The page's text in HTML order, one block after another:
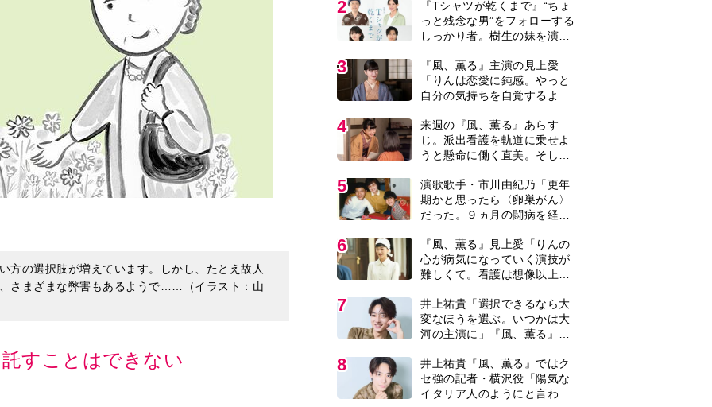
方の選択肢が増えています。しかし、たとえ故人
さまざまな弊害もあるようで……（イラスト：山
すことはできない
2
『Tシャツが乾くまで』“ちょ
っと残念な男”をフォローする
しっかり者。樹生の妹を演じ
スト紹介＞
3
『風、薫る』主演の見上愛
「りんは恋愛に鈍感。やっと
自分の気持ちを自覚するよう
4
来週の『風、薫る』あらす
じ。派出看護を軌道に乗せよ
うと懸命に働く直美。そして
バレあり＞
5
演歌歌手・市川由紀乃「更年
期かと思ったら〈卵巣がん〉
だった。９ヵ月の闘病を経て
紙を今も支えに」【2026上半
期BEST】
6
『風、薫る』見上愛「りんの
心が病気になっていく演技が
難しくて。看護は想像以上に
7
井上祐貴「選択できるなら大
変なほうを選ぶ。いつかは大
河の主演に」『風、薫る』で
8
井上祐貴『風、薫る』ではク
セ強の記者・横沢役「陽気な
イタリア人のようにと言われ